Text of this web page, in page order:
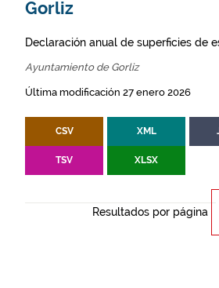
Gorliz
Declaración anual de superficies de
Ayuntamiento de Gorliz
Última modificación 27 enero 2026
CSV XML
TSV XLSX
Resultados por página